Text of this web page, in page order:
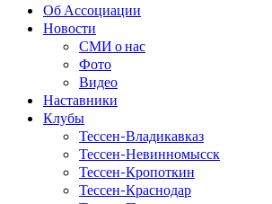
Об Ассоциации
Новости
СМИ о нас
Фото
Видео
Наставники
Клубы
Тессен-Владикавказ
Тессен-Невинномысск
Тессен-Кропоткин
Тессен-Краснодар